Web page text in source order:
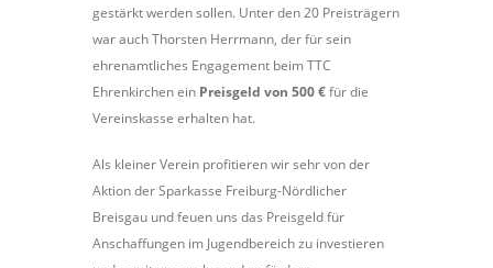
gestärkt werden sollen. Unter den 20 Preisträgern
war auch Thorsten Herrmann, der für sein
ehrenamtliches Engagement beim TTC
Ehrenkirchen ein Preisgeld von 500 €für die
Vereinskasse erhalten hat.
Als kleiner Verein profitieren wir sehr von der
Aktion der Sparkasse Freiburg-Nördlicher
Breisgau und feuen uns das Preisgeld für
Anschaffungen im Jugendbereich zu investieren